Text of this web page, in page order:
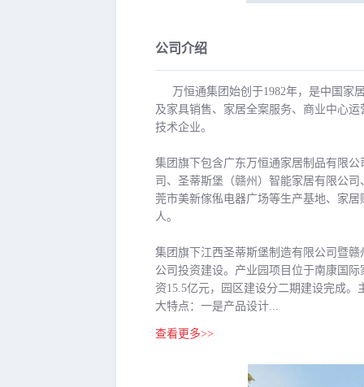
公司介绍
万恒通集团始创于1982年，是中国家
及家具销售、家居全案服务、商业中心
技术企业。
集团旗下包含广东万恒通家居制品有限
司、圣蒂斯堡（赣州）智能家居有限公
莞市美新傢俬电器广场等生产基地、家
人。
集团旗下江西圣蒂斯堡制造有限公司暨
公司投资建设。产业园项目位于南康国
资15.5亿元，园区建设分二期建设完成
大特点：一是产品设计...
查看更多>>